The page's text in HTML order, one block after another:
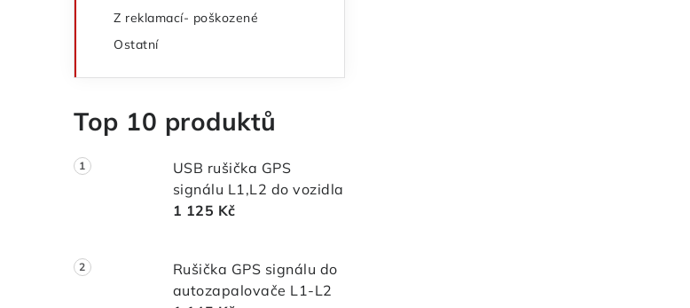
Z reklamací- poškozené
Ostatní
Top 10 produktů
USB rušička GPS
signálu L1,L2 do vozidla
1 125 Kč
Rušička GPS signálu do
autozapalovače L1-L2